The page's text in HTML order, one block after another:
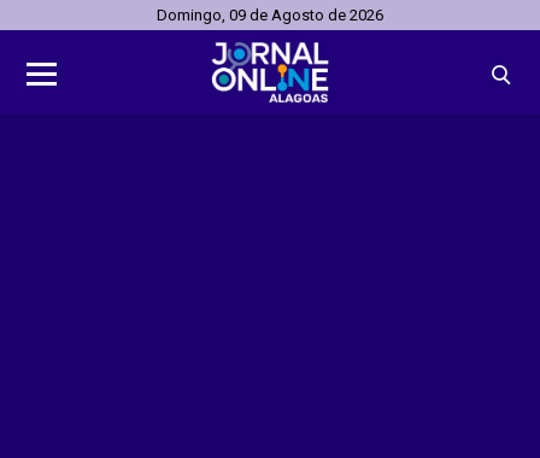
Domingo, 09 de Agosto de 2026